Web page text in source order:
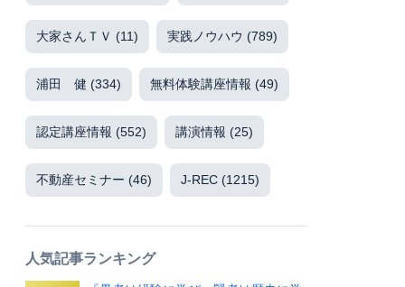
大家さんＴＶ (11) 実践ノウハウ (789)
浦田 健 (334) 無料体験講座情報 (49)
認定講座情報 (552) 講演情報 (25)
不動産セミナー (46) J-REC (1215)
人気記事ランキング